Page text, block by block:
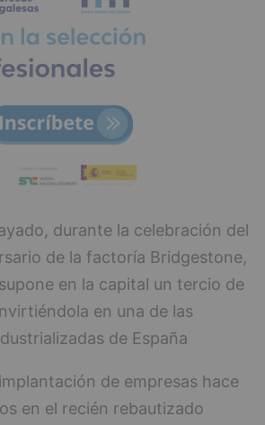
durante la celebración del
de la factoría Bridgestone,
en la capital un tercio de
en una de las
de España
de empresas hace
en el recién rebautizado